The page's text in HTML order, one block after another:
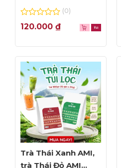
NHÌN ĐẦU TIÊN
0
out
5
(0)
120.000 ₫
Trà Thái Xanh AMI,
trà Thái Đỏ AMI